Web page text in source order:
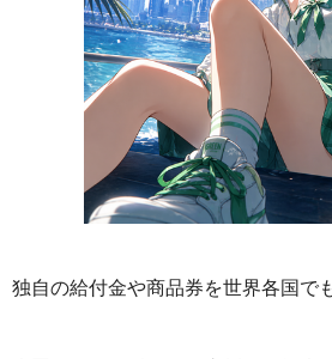
独自の給付金や商品券を世界各国で